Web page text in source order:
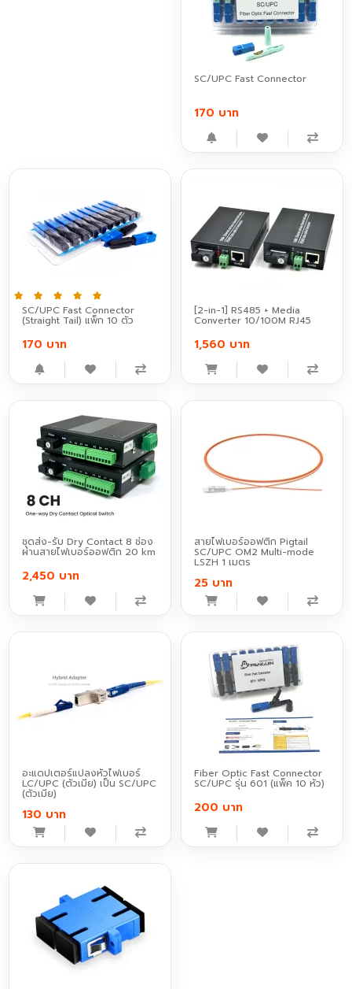
SC/UPC Fast Connector
170 บาท
SC/UPC Fast Connector
(Straight Tail) แพ็ก 10 ตัว
170 บาท
[2-in-1] RS485 + Media
Converter 10/100M RJ45
1,560 บาท
ชุดส่ง-รับ Dry Contact 8 ช่อง
ผ่านสายไฟเบอร์ออฟติก 20 km
2,450 บาท
สายไฟเบอร์ออฟติก Pigtail
SC/UPC OM2 Multi-mode
LSZH 1 เมตร
25 บาท
อะแดปเตอร์แปลงหัวไฟเบอร์
LC/UPC (ตัวเมีย) เป็น SC/UPC
(ตัวเมีย)
130 บาท
Fiber Optic Fast Connector
SC/UPC รุ่น 601 (แพ็ค 10 หัว)
200 บาท